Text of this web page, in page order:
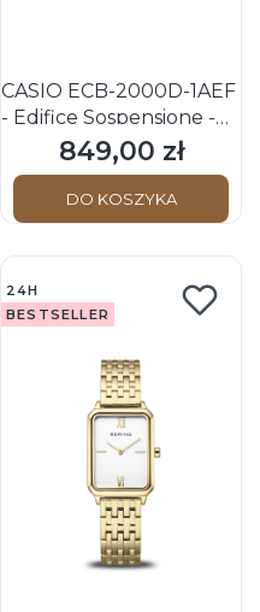
CASIO ECB-2000D-1AEF
- Edifice Sospensione -
Męski - Zegarek
kwarcowy
Cena
849,00 zł
DO KOSZYKA
24H
BESTSELLER